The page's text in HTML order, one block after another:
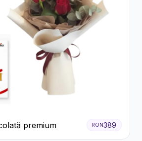
premium RON389